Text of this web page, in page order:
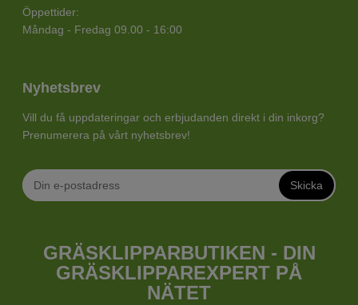
Öppettider:
Måndag - Fredag 09.00 - 16:00
Nyhetsbrev
Vill du få uppdateringar och erbjudanden direkt i din inkorg?
Prenumerera på vårt nyhetsbrev!
Skicka
GRÄSKLIPPARBUTIKEN - DIN
GRÄSKLIPPAREXPERT PÅ
NÄTET